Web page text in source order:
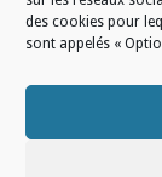
des cookies pour
sont appelés «